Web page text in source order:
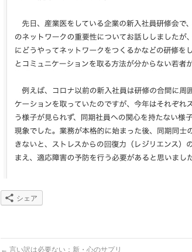
シェア
← 言い訳は必要ない：新・心のサプリ